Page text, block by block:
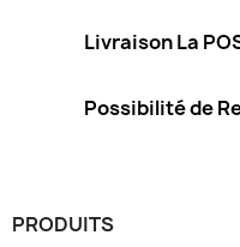
Livraison La
Possibilité de
PRODUITS